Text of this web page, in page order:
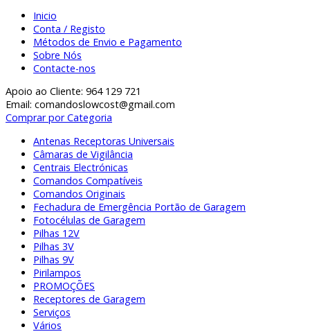
Inicio
Conta / Registo
Métodos de Envio e Pagamento
Sobre Nós
Contacte-nos
Apoio ao Cliente: 964 129 721
Email: comandoslowcost@gmail.com
Comprar por Categoria
Antenas Receptoras Universais
Câmaras de Vigilância
Centrais Electrónicas
Comandos Compatíveis
Comandos Originais
Fechadura de Emergência Portão de Garagem
Fotocélulas de Garagem
Pilhas 12V
Pilhas 3V
Pilhas 9V
Pirilampos
PROMOÇÕES
Receptores de Garagem
Serviços
Vários